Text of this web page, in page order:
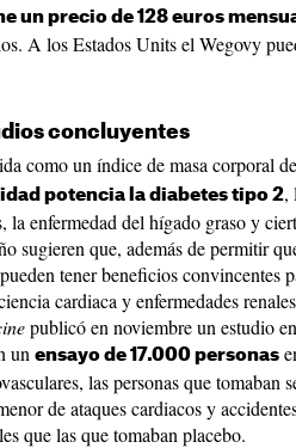
un precio de 128 euros
A los Estados Units el Wegovy
concluyentes
como un índice de masa corporal
potencia la diabetes tipo 2,
la enfermedad del hígado graso y
sugieren que, además de permitir
tener beneficios convincentes
cardiaca y enfermedades
publicó en noviembre un estudio
un ensayo de 17.000 personas
las personas que tomaban
de ataques cardiacos y
que las que tomaban placebo.